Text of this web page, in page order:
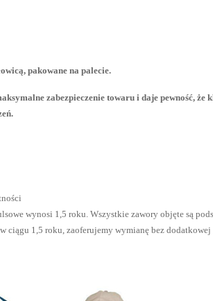
pakowane na palecie.
zabezpieczenie towaru i daje pewność,
wynosi 1,5 roku. Wszystkie zawory objęte są
ciągu 1,5 roku, zaoferujemy wymianę bez